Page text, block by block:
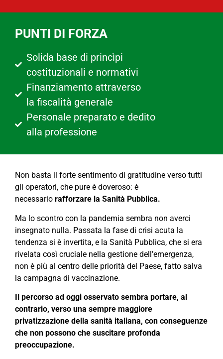
PUNTI DI FORZA
Solida base di princìpi
costituzionali e normativi
Finanziamento attraverso
la fiscalità generale
Personale preparato e dedito
alla professione
Non basta il forte sentimento di gratitudine verso tutti
gli operatori, che pure è doveroso: è
necessario rafforzare la Sanità Pubblica.
Ma lo scontro con la pandemia sembra non averci
insegnato nulla. Passata la fase di crisi acuta la
tendenza si è invertita, e la Sanità Pubblica, che si era
rivelata così cruciale nella gestione dell’emergenza,
non è più al centro delle priorità del Paese, fatto salva
la campagna di vaccinazione.
Il percorso ad oggi osservato sembra portare, al
contrario, verso una sempre maggiore
privatizzazione della sanità italiana, con conseguenze
che non possono che suscitare profonda
preoccupazione.